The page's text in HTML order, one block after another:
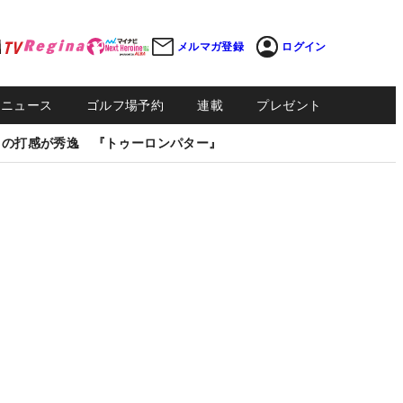
メルマガ登録 ログイン
ュース ゴルフ場予約 連載 プレゼント
打感が秀逸 『トゥーロンパター』